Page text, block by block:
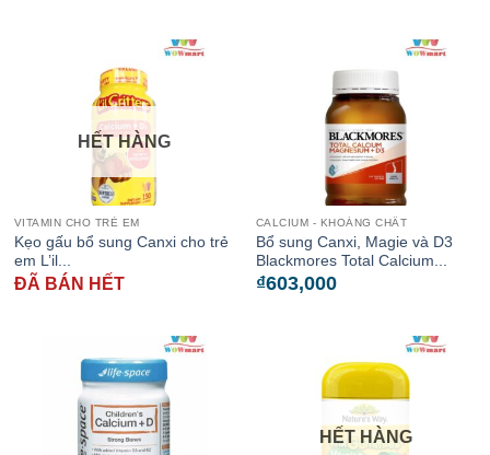
HẾT HÀNG
VITAMIN CHO TRẺ EM
Kẹo gấu bổ sung Canxi cho trẻ
em L’il...
ĐÃ BÁN HẾT
CALCIUM - KHOÁNG CHẤT
Bổ sung Canxi, Magie và D3
Blackmores Total Calcium...
₫603,000
HẾT HÀNG